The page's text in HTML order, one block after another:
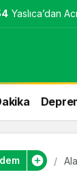
Yaslıca’dan